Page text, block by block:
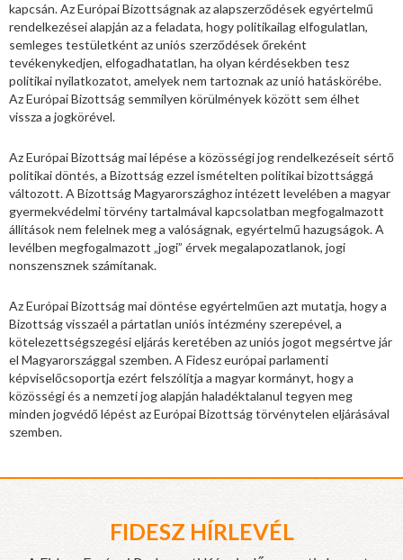
kapcsán. Az Európai Bizottságnak az alapszerződések egyértelmű
rendelkezései alapján az a feladata, hogy politikailag elfogulatlan,
semleges testületként az uniós szerződések őreként
tevékenykedjen, elfogadhatatlan, ha olyan kérdésekben tesz
politikai nyilatkozatot, amelyek nem tartoznak az unió hatáskörébe.
Az Európai Bizottság semmilyen körülmények között sem élhet
vissza a jogkörével.
Az Európai Bizottság mai lépése a közösségi jog rendelkezéseit sértő
politikai döntés, a Bizottság ezzel ismételten politikai bizottsággá
változott. A Bizottság Magyarországhoz intézett levelében a magyar
gyermekvédelmi törvény tartalmával kapcsolatban megfogalmazott
állítások nem felelnek meg a valóságnak, egyértelmű hazugságok. A
levélben megfogalmazott „jogi” érvek megalapozatlanok, jogi
nonszensznek számítanak.
Az Európai Bizottság mai döntése egyértelműen azt mutatja, hogy a
Bizottság visszaél a pártatlan uniós intézmény szerepével, a
kötelezettségszegési eljárás keretében az uniós jogot megsértve jár
el Magyarországgal szemben. A Fidesz európai parlamenti
képviselőcsoportja ezért felszólítja a magyar kormányt, hogy a
közösségi és a nemzeti jog alapján haladéktalanul tegyen meg
minden jogvédő lépést az Európai Bizottság törvénytelen eljárásával
szemben.
FIDESZ HÍRLEVÉL